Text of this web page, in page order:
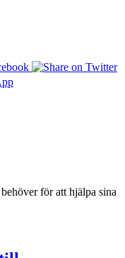
för att hjälpa sina